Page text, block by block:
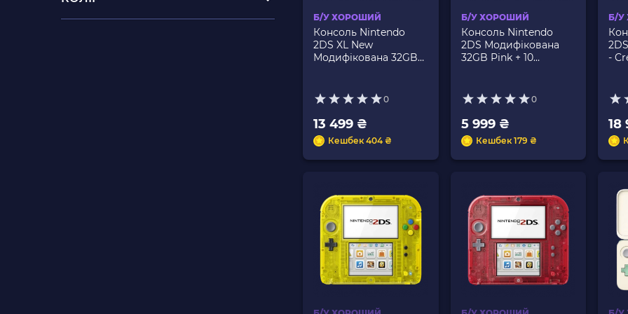
Б/У ХОРОШИЙ
Консоль Nintendo
2DS XL New
Модифікована 32GB
0
13 499 ₴
Кешбек 404 ₴
Б/У ХОРОШИЙ
Консоль Nintendo
2DS Модифікована
32GB Pink + 10
0
5 999 ₴
Кешбек 179 ₴
Б/У
-
18